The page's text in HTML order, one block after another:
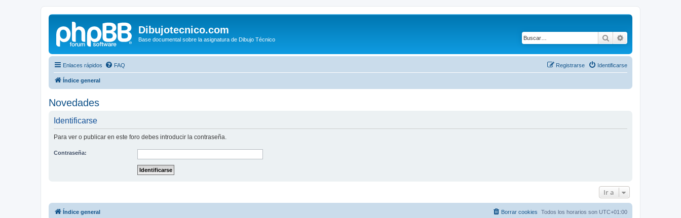
Dibujotecnico.com
Base documental sobre la asignatura de Dibujo Técnico Buscar
Enlaces rápidos FAQ Identificarse
Registrarse
Índice general
Novedades
Identificarse
Para ver o publicar en este foro debes introducir la contraseña.
Contraseña:
Ir a
Índice general Todos los horarios son UTC+01:00
Borrar cookies